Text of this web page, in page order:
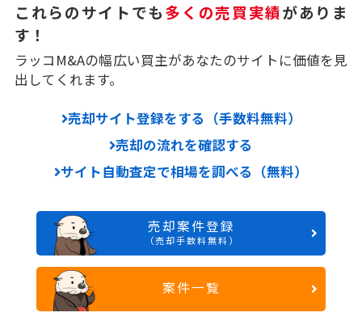
これらのサイトでも多くの売買実績がありま
す！
ラッコM&Aの幅広い買主があなたのサイトに価値を見
出してくれます。
売却サイト登録をする（手数料無料）
売却の流れを確認する
サイト自動査定で相場を調べる（無料）
売却案件登録
（売却手数料無料）
案件一覧